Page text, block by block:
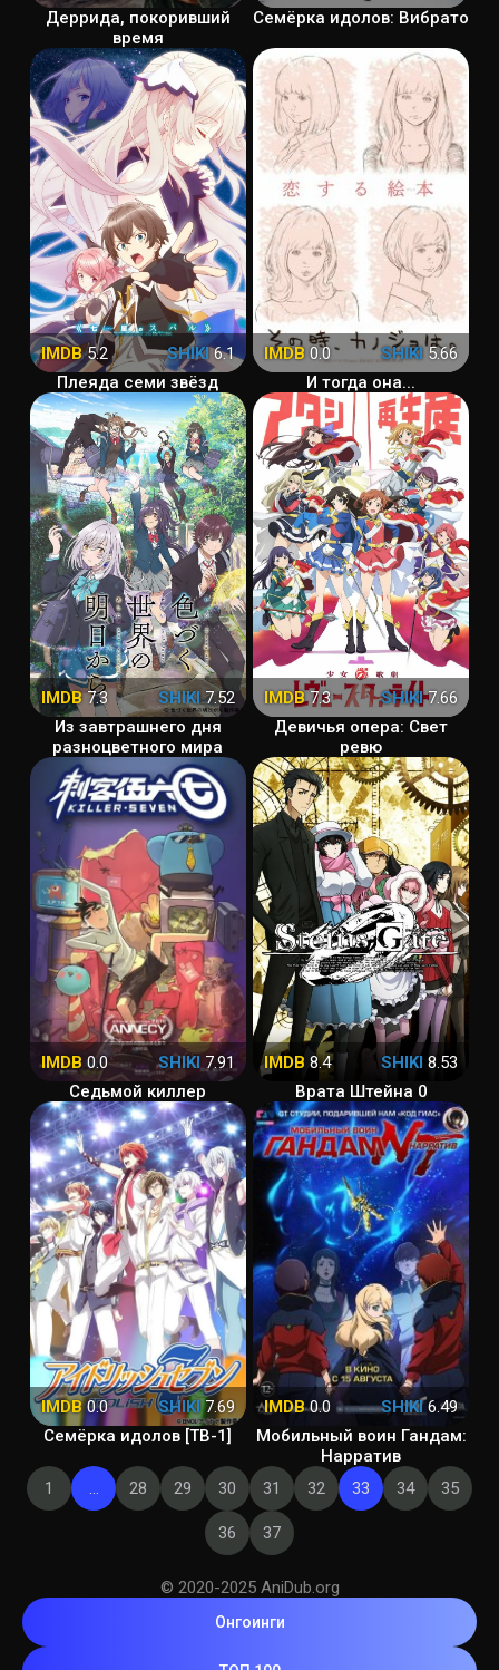
Деррида, покоривший
время
Семёрка идолов: Вибрато
IMDB5.2 SHIKI6.1
Плеяда семи звёзд
IMDB 0.0 SHIKI5.66
И тогда она...
IMDB7.3 SHIKI7.52
Из завтрашнего дня
разноцветного мира
IMDB7.3 SHIKI7.66
Девичья опера: Свет
ревю
IMDB 0.0 SHIKI7.91
Седьмой киллер
IMDB 8.4 SHIKI 8.53
Врата Штейна 0
IMDB0.0 SHIKI7.69
Семёрка идолов [ТВ-1]
IMDB0.0 SHIKI6.49
Мобильный воин Гандам:
Нарратив
1
... 28 29 30 31 32 33 34 35
36 37
© 2020-2025 AniDub.org
Онгоинги